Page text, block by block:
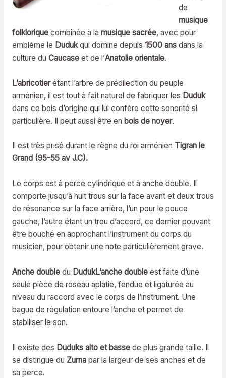
de
musique
folkloriquecombinée à la musique sacrée, avec pour
emblème le Dudukqui domine depuis 1500 ansdans la
culture du Caucaseet de l’Anatolie orientale.
L’abricotierétant l’arbre de prédilection du peuple
arménien, il est tout à fait naturel de fabriquer les Duduk
dans ce bois d’origine qui lui confère cette sonorité si
particulière. Il peut aussi être en bois de noyer.
Il est très prisé durant le règne du roi arménien Tigran le
Grand (95-55 av J.C).
Le corps est à perce cylindrique et à anche double. Il
comporte jusqu’à huit trous sur la face avant et deux trous
de résonance sur la face arrière, l’un pour le pouce
gauche, l’autre étant un trou d’accord, ce dernier pouvant
être bouché en approchant l’instrument du corps du
musicien, pour obtenir une note particulièrement grave.
Anche doubledu DudukL’anche doubleest faite d’une
seule pièce de roseau aplatie, fendue et ligaturée au
niveau du raccord avec le corps de l’instrument. Une
bague de régulation entoure l’anche et permet de
stabiliser le son.
Il existe des Duduks alto et bassede plus grande taille. Il
se distingue du Zurnapar la largeur de ses anches et de
sa perce.